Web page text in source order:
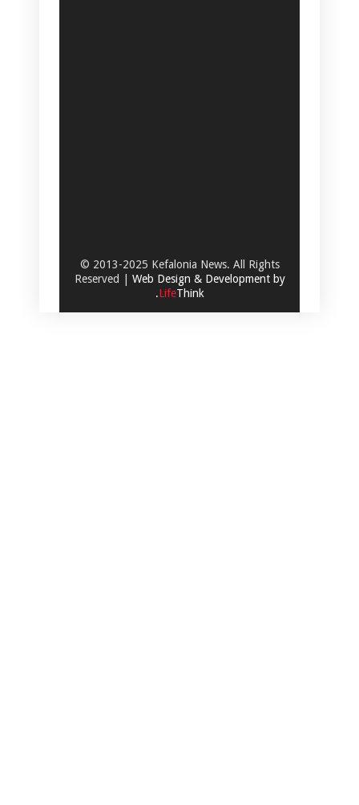
© 2013-2025 Kefalonia News. All Rights
Reserved | Web Design & Development by
.LifeThink